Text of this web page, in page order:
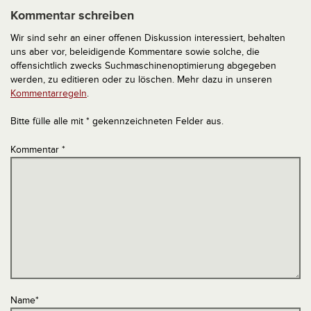
Kommentar schreiben
Wir sind sehr an einer offenen Diskussion interessiert, behalten
uns aber vor, beleidigende Kommentare sowie solche, die
offensichtlich zwecks Suchmaschinenoptimierung abgegeben
werden, zu editieren oder zu löschen. Mehr dazu in unseren
Kommentarregeln.
Bitte fülle alle mit * gekennzeichneten Felder aus.
Kommentar *
Name*